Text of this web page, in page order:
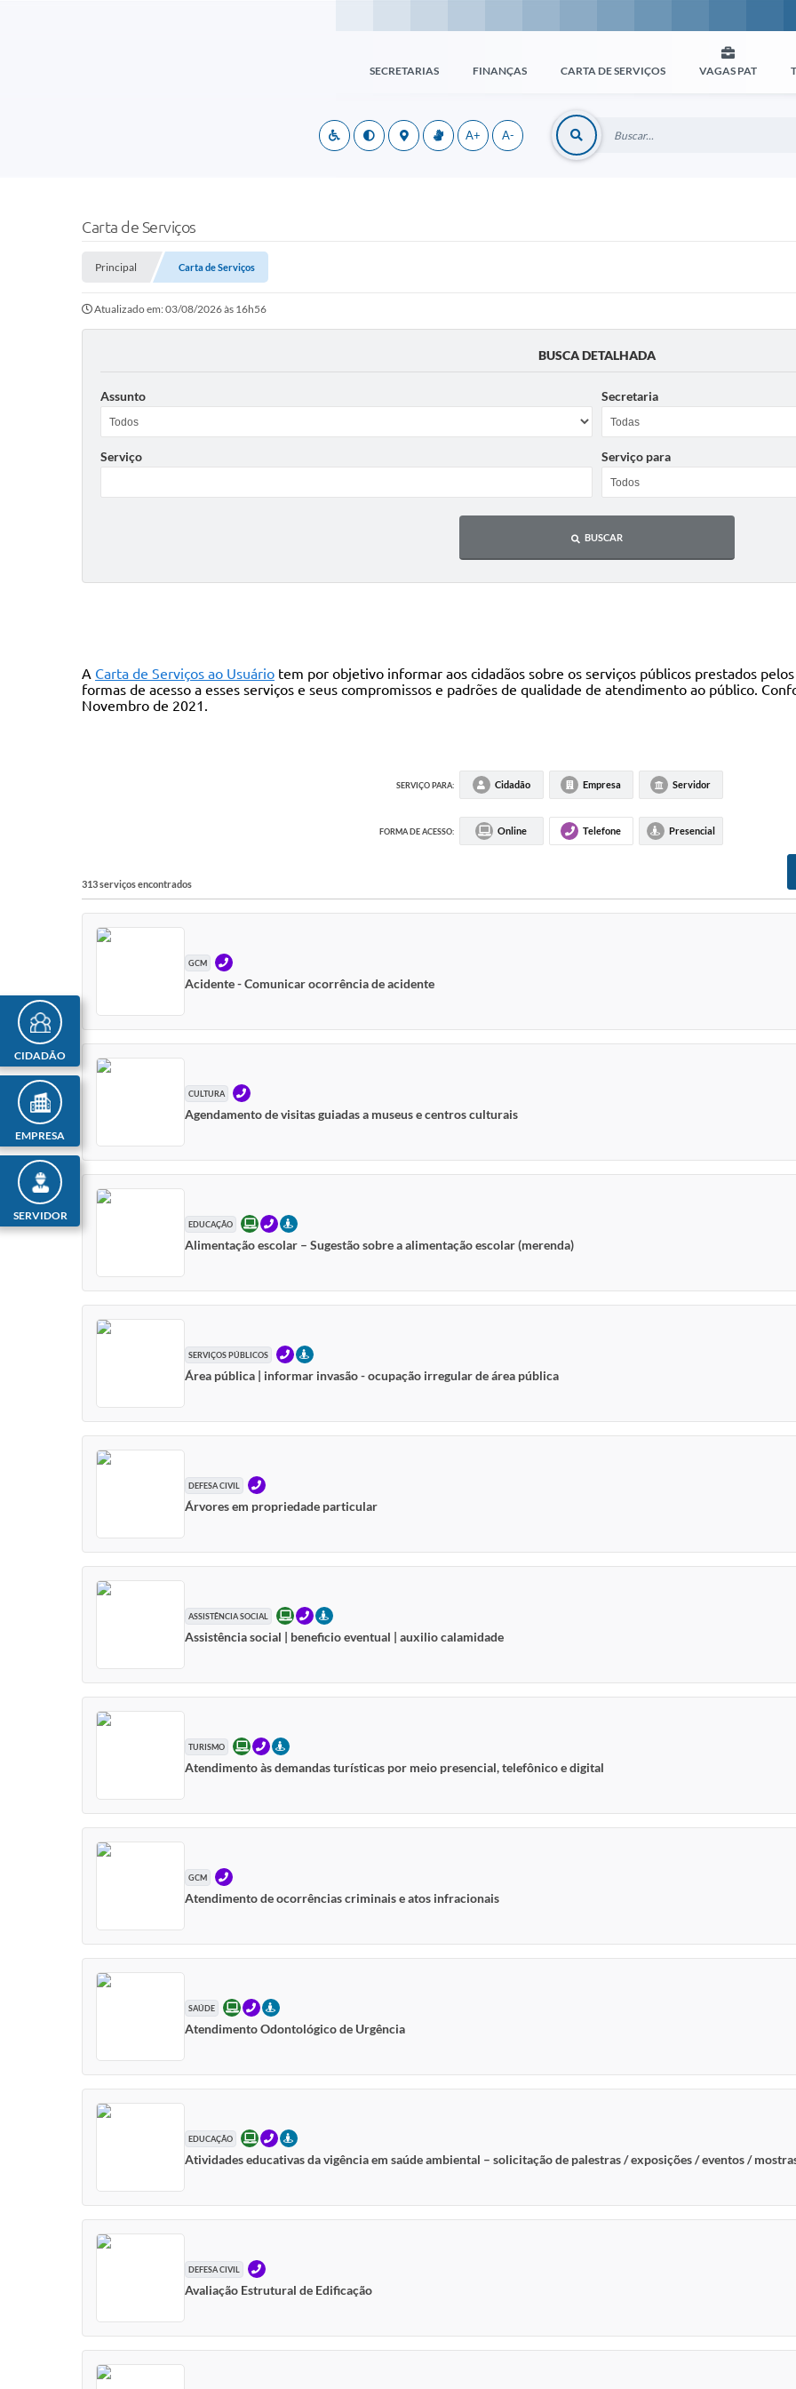
SECRETARIAS FINANÇAS CARTA DE SERVIÇOS VAGAS PAT
A+ A-
CIDADÃO
EMPRESA
SERVIDOR
Carta de Serviços
Principal Carta de Serviços
Atualizado em: 03/08/2026 às 16h56
BUSCA DETALHADA
Assunto Secretaria
Serviço Serviço para
BUSCAR
A Carta de Serviços ao Usuário tem por objetivo informar aos cidadãos sobre os serviços públicos prestados
formas de acesso a esses serviços e seus compromissos e padrões de qualidade de atendimento ao público.
Novembro de 2021.
SERVIÇO PARA: Cidadão Empresa Servidor
FORMA DE ACESSO: Online Telefone Presencial
313 serviços encontrados
GCM TELEFONE
Acidente - Comunicar ocorrência de acidente
CULTURA TELEFONE
Agendamento de visitas guiadas a museus e centros culturais
EDUCAÇÃO ONLINETELEFONEPRESENCIAL
Alimentação escolar – Sugestão sobre a alimentação escolar (merenda)
SERVIÇOS PÚBLICOS TELEFONEPRESENCIAL
Área pública | informar invasão - ocupação irregular de área pública
DEFESA CIVIL TELEFONE
Árvores em propriedade particular
ASSISTÊNCIA SOCIAL ONLINETELEFONEPRESENCIAL
Assistência social | beneficio eventual | auxilio calamidade
TURISMO ONLINETELEFONEPRESENCIAL
Atendimento às demandas turísticas por meio presencial, telefônico e digital
GCM TELEFONE
Atendimento de ocorrências criminais e atos infracionais
SAÚDE ONLINETELEFONEPRESENCIAL
Atendimento Odontológico de Urgência
EDUCAÇÃO ONLINETELEFONEPRESENCIAL
Atividades educativas da vigência em saúde ambiental – solicitação de palestras / exposições / eventos /
DEFESA CIVIL TELEFONE
Avaliação Estrutural de Edificação